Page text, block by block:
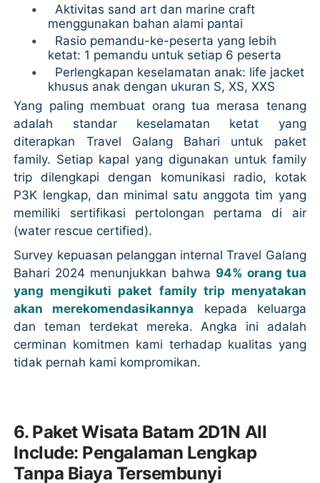
•
Aktivitas sand art dan marine craft
menggunakan bahan alami pantai
•
Rasio pemandu-ke-peserta yang lebih
ketat: 1 pemandu untuk setiap 6 peserta
•
Perlengkapan keselamatan anak: life jacket
khusus anak dengan ukuran S, XS, XXS
Yang paling membuat orang tua merasa tenang
adalah standar keselamatan ketat yang
diterapkan Travel Galang Bahari untuk paket
family. Setiap kapal yang digunakan untuk family
trip dilengkapi dengan komunikasi radio, kotak
P3K lengkap, dan minimal satu anggota tim yang
memiliki sertifikasi pertolongan pertama di air
(water rescue certified).
Survey kepuasan pelanggan internal Travel Galang
Bahari 2024 menunjukkan bahwa 94% orang tua
yang mengikuti paket family trip menyatakan
akan merekomendasikannya kepada keluarga
dan teman terdekat mereka. Angka ini adalah
cerminan komitmen kami terhadap kualitas yang
tidak pernah kami kompromikan.
6. Paket Wisata Batam 2D1N All
Include: Pengalaman Lengkap
Tanpa Biaya Tersembunyi